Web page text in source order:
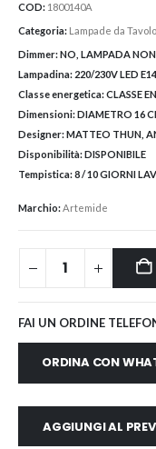
COD: 1800140A
Categoria: Lampade da Tavolo
Dimmer:NO, LAMPADA
Lampadina: 220/230V LED
Classe energetica:CLASSE
Dimensioni:DIAMETRO 16
Designer:MATTEO THUN,
Disponibilità:DISPONIBILE
Tempistica:8 / 10 GIORNI
Marchio:Artemide
FAI UN ORDINE
ORDINA CON
AGGIUNGI AL